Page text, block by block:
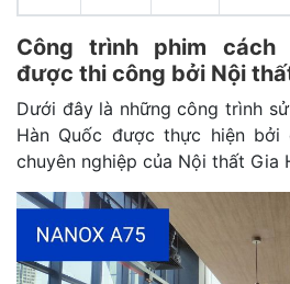
Công trình phim cách
được thi công bởi Nội
Dưới đây là những công trình
Hàn Quốc được thực hiện
chuyên nghiệp của Nội thất Gia